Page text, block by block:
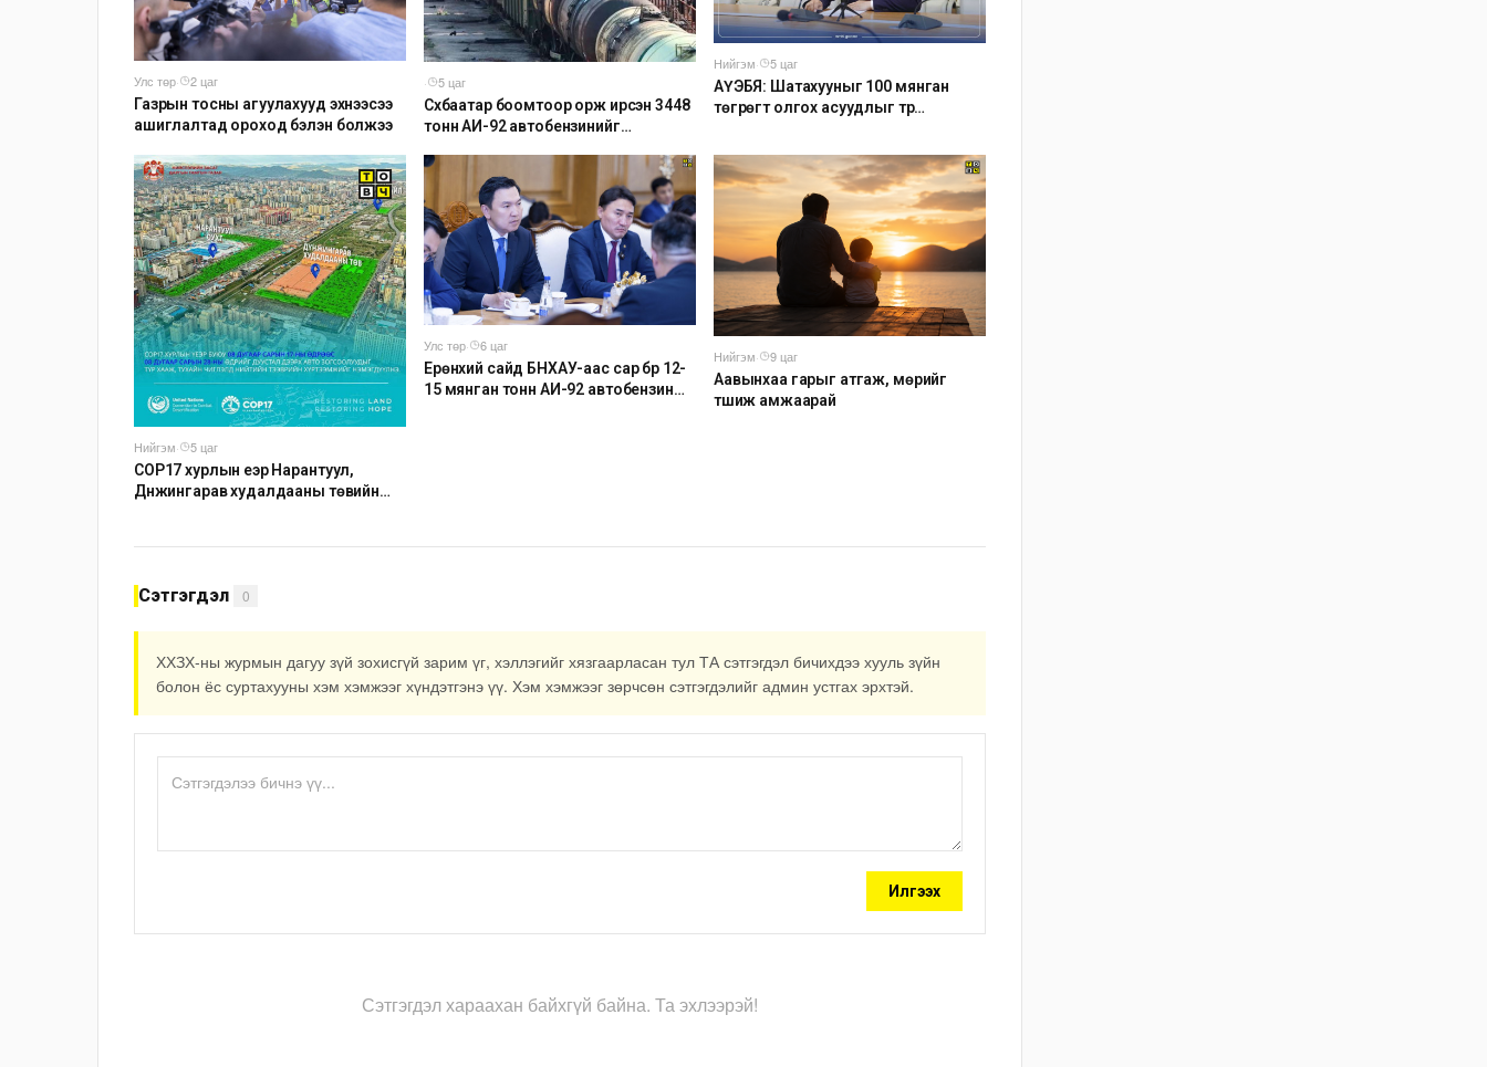
Улс төр·
2 цаг
Газрын тосны агуулахууд эхнээсээ
ашиглалтад ороход бэлэн болжээ
·
5 цаг
Сүхбаатар боомтоор орж ирсэн 3448
тонн АИ-92 автобензинийг
зохион байгуулж байна
Нийгэм·
5 цаг
АҮЭБЯ: Шатахууныг 100 мянган
төгрөгт олгох асуудлыг түр
Нийгэм·
5 цаг
COP17 хурлын үеэр Нарантуул,
Дүнжингарав худалдааны төвийн
Улс төр·
6 цаг
Ерөнхий сайд БНХАУ-аас сар бүр 12-
15 мянган тонн АИ-92 автобензин
Нийгэм·
9 цаг
Аавынхаа гарыг атгаж, мөрийг
түшиж амжаарай
Сэтгэгдэл 0
ХХЗХ-ны журмын дагуу зүй зохисгүй зарим үг, хэллэгийг хязгаарласан тул ТА сэтгэгдэл бичихдээ хууль зүйн
болон ёс суртахууны хэм хэмжээг хүндэтгэнэ үү. Хэм хэмжээг зөрчсөн сэтгэгдэлийг админ устгах эрхтэй.
Илгээх
Сэтгэгдэл хараахан байхгүй байна. Та эхлээрэй!